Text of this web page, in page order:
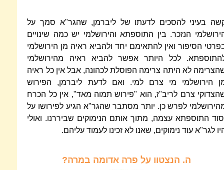
בעיני להסכים לדעתו של ליברמן, שהגר"א סמך על
הנזכר. בין התוספתא והירושלמי יש כמה שינויים
הסיפור ואין להתאימם יחד ולהביא ראיה מן הירושלמי
לכל היותר אפשר להביא ראיה מהירושלמי
לא היתה צרימה הפוסלת לכהונה, אבל אין כל ראיה
הירושלמי מי צרם למי. ואם לדעת ליברמן, הפירוש
צרם לריב"ז, הוא "פירוש תמוה מאד", אין כל הכרח
לפרש כן. יותר מסתבר שהגר"א הגיע לפירושו על
התוספתא עצמה, מתוך אותם הנימוקים שביררנו. ואולי
לגר"א עוד נימוקים, שאנו לא זכינו לעמוד עליהם.
ה. הנצטוו על פרה אדומה במרה?